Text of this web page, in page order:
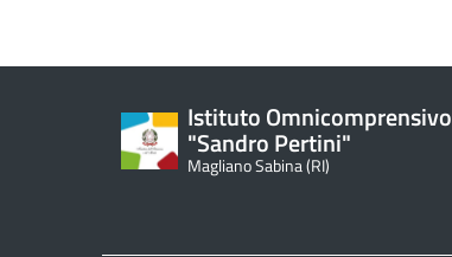
Istituto Omnicomprensivo
"Sandro Pertini"
Magliano Sabina (RI)